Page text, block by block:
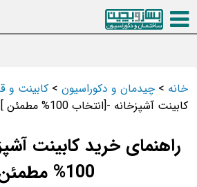
خانه>چیدمان و دکوراسیون>کابینت و
کابینت آشپزخانه -[انتخاب 100% مطمئن ]
راهنمای خرید کابینت
100% مطمئن ]